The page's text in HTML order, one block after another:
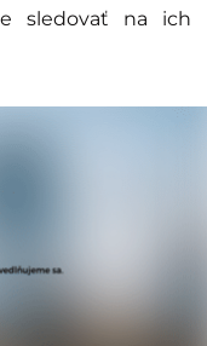
sledovať na ich